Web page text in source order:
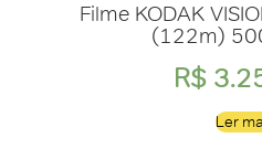
Filme KODAK
(122m)
R$
Ler